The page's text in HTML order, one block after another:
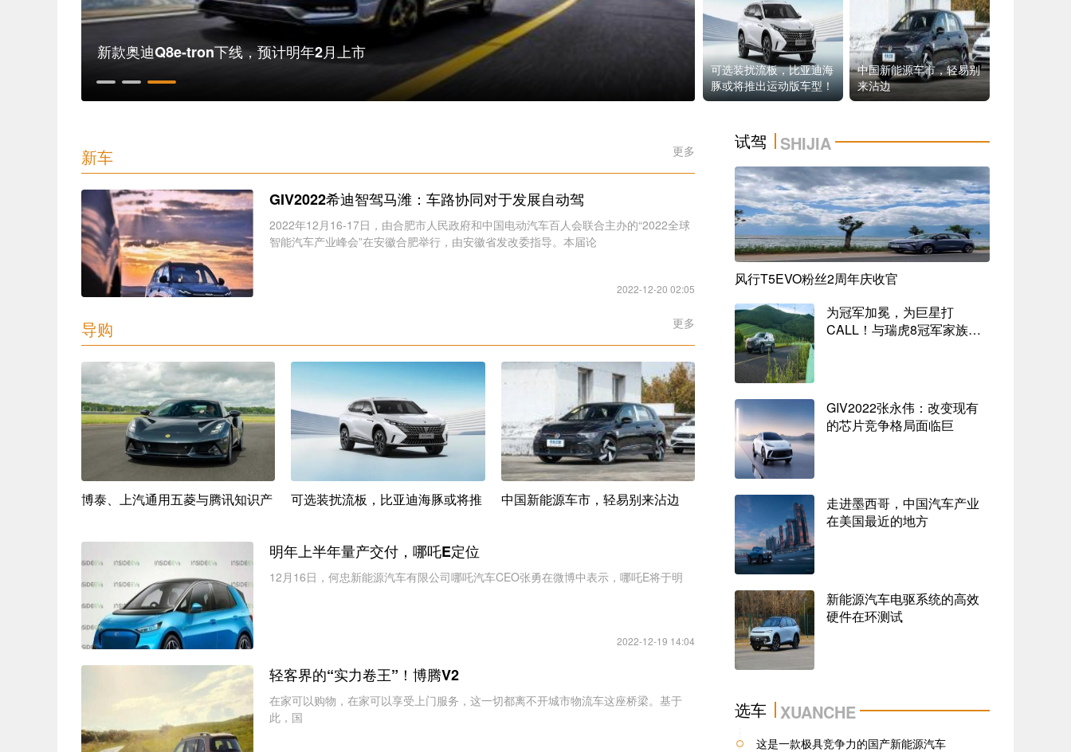
E周看点丨蔚来第30万台车下线，岚图追光搭首个量产
新款奥迪Q8e-tron下线，预计明年2月上市 GIV2022希迪智驾马潍：车路协同对于发展自动驾
可选装扰流板，比亚迪海
豚或将推出运动版车型！
中国新能源车市，轻易别
来沾边
新车 更多
GIV2022希迪智驾马潍：车路协同对于发展自动驾
2022年12月16-17日，由合肥市人民政府和中国电动汽车百人会联合主办的“2022全球
智能汽车产业峰会”在安徽合肥举行，由安徽省发改委指导。本届论
2022-12-20 02:05
导购 更多
博泰、上汽通用五菱与腾讯知识产 可选装扰流板，比亚迪海豚或将推 中国新能源车市，轻易别来沾边 现代汽车高管：或重新评估在美国
明年上半年量产交付，哪吒E定位
12月16日，何忠新能源汽车有限公司哪吒汽车CEO张勇在微博中表示，哪吒E将于明
2022-12-19 14:04
轻客界的“实力卷王”！博腾V2
在家可以购物，在家可以享受上门服务，这一切都离不开城市物流车这座桥梁。基于
此，国
试驾 SHIJIA
风行T5EVO粉丝2周年庆收官
为冠军加冕，为巨星打
CALL！与瑞虎8冠军家族一
GIV2022张永伟：改变现有
的芯片竞争格局面临巨
走进墨西哥，中国汽车产业
在美国最近的地方
新能源汽车电驱系统的高效
硬件在环测试
选车 XUANCHE
防疫共战领克行动勇当“逆行者”
2023-10-08 17:34
问界系列为何越卖越好？新老车主口碑给出答
案
腾势N7的高快智驾包都有哪些智能进阶？
2023-10-08 14:35
哪吒汽车全新车型哪吒X内饰概念发布
2023-10-08 13:36
前大众集团全球设计负责人加盟长安汽车
2023-10-08 12:12
更毛坯了还涨价了，新款特斯拉Model3上市
售25
2023-10-08 11:26
至高20000元置换补贴整车终身质保蚂蚁家族
2023-10-08 22:07
数智新汽车长安启源A07，搭载数智座舱备受
青睐
2023-10-08 21:19
爆双十
2023-10-08 19:25
这是一款极具竞争力的国产新能源汽车